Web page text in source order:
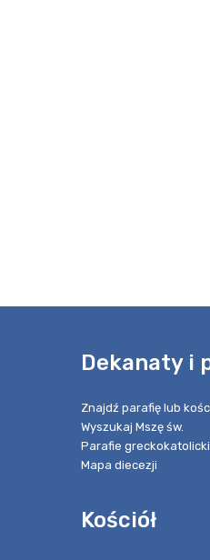
Dekanaty i
Znajdź parafię lub
Wyszukaj Mszę św.
Parafie
Mapa diecezji
Kościół